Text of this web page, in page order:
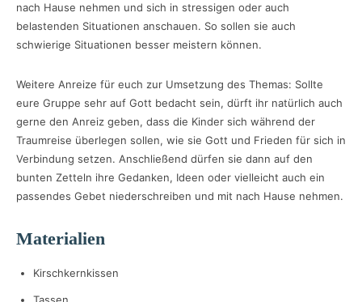
nach Hause nehmen und sich in stressigen oder auch
belastenden Situationen anschauen. So sollen sie auch
schwierige Situationen besser meistern können.
Weitere Anreize für euch zur Umsetzung des Themas: Sollte
eure Gruppe sehr auf Gott bedacht sein, dürft ihr natürlich auch
gerne den Anreiz geben, dass die Kinder sich während der
Traumreise überlegen sollen, wie sie Gott und Frieden für sich in
Verbindung setzen. Anschließend dürfen sie dann auf den
bunten Zetteln ihre Gedanken, Ideen oder vielleicht auch ein
passendes Gebet niederschreiben und mit nach Hause nehmen.
Materialien
Kirschkernkissen